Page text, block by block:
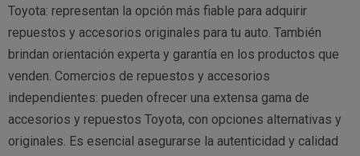
Toyota: representan la opción más fiable para adquirir
repuestos y accesorios originales para tu auto. También
brindan orientación experta y garantía en los productos que
venden. Comercios de repuestos y accesorios
independientes: pueden ofrecer una extensa gama de
accesorios y repuestos Toyota, con opciones alternativas y
originales. Es esencial asegurarse la autenticidad y calidad